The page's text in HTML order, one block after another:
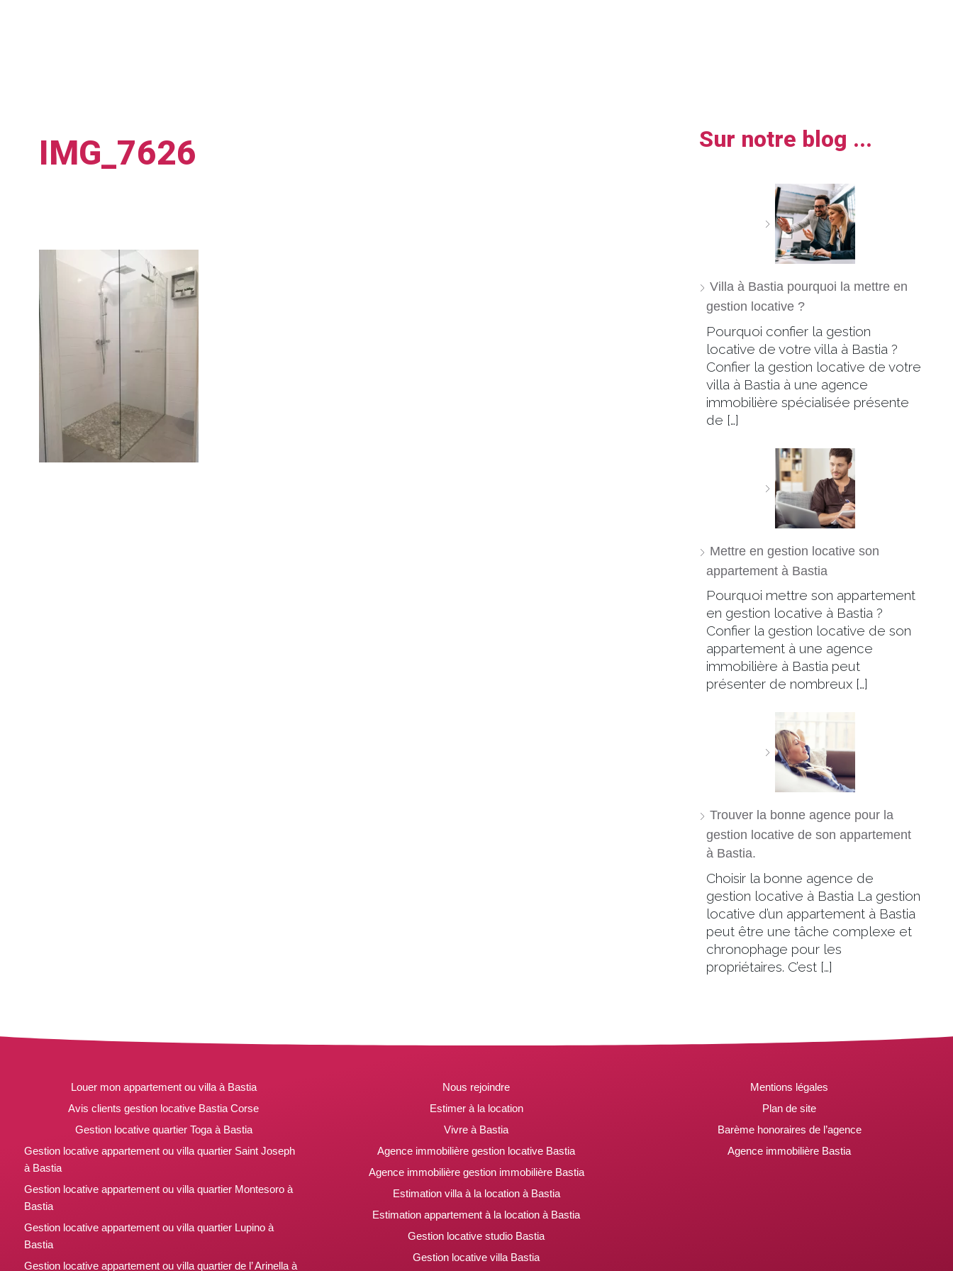
IMG_7626 Sur notre blog ...
Villa à Bastia pourquoi la mettre en
gestion locative ?
Pourquoi confier la gestion
locative de votre villa à Bastia ?
Confier la gestion locative de votre
villa à Bastia à une agence
immobilière spécialisée présente
de […]
Mettre en gestion locative son
appartement à Bastia
Pourquoi mettre son appartement
en gestion locative à Bastia ?
Confier la gestion locative de son
appartement à une agence
immobilière à Bastia peut
présenter de nombreux […]
Trouver la bonne agence pour la
gestion locative de son appartement
à Bastia.
Choisir la bonne agence de
gestion locative à Bastia La gestion
locative d’un appartement à Bastia
peut être une tâche complexe et
chronophage pour les
propriétaires. C’est […]
Louer mon appartement ou villa à Bastia
Avis clients gestion locative Bastia Corse
Gestion locative quartier Toga à Bastia
Gestion locative appartement ou villa quartier Saint Joseph
à Bastia
Gestion locative appartement ou villa quartier Montesoro à
Bastia
Gestion locative appartement ou villa quartier Lupino à
Bastia
Gestion locative appartement ou villa quartier de l’ Arinella à
Nous rejoindre
Estimer à la location
Vivre à Bastia
Agence immobilière gestion locative Bastia
Agence immobilière gestion immobilière Bastia
Estimation villa à la location à Bastia
Estimation appartement à la location à Bastia
Gestion locative studio Bastia
Gestion locative villa Bastia
Mentions légales
Plan de site
Barème honoraires de l’agence
Agence immobilière Bastia